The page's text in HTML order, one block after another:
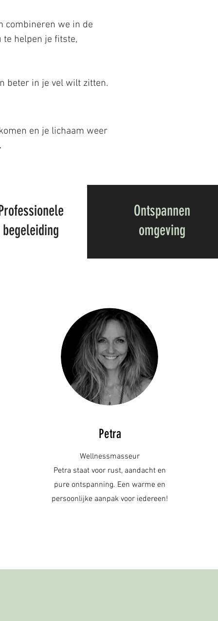
combineren we in de
te helpen je fitste,
beter in je vel wilt zitten.
en je lichaam weer
begeleiding
Ontspannen
omgeving
Petra
Wellnessmasseur
Petra staat voor rust, aandacht en
pure ontspanning. Een warme en
persoonlijke aanpak voor iedereen!